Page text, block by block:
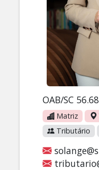
OAB/SC
Matriz
Tributário